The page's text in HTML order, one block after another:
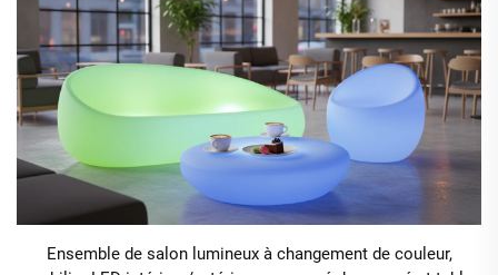
Ensemble de salon lumineux à changement de couleur,